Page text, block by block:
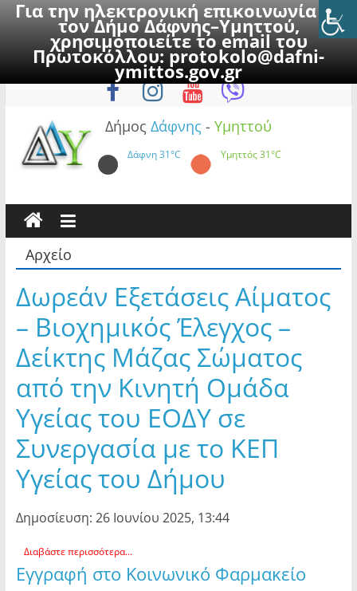
Για την ηλεκτρονική επικοινωνία με
τον Δήμο Δάφνης–Υμηττού,
χρησιμοποιείτε το email του
Πρωτοκόλλου:protokolo@dafni-
ymittos.gov.gr
to
Κυριακή, 9 Αυγούστου 2026
Δήμος Δάφνης - Υμηττού
Δάφνη31°C Υμηττός31°C
Αρχείο
Δωρεάν Εξετάσεις Αίματος
– Βιοχημικός Έλεγχος –
Δείκτης Μάζας Σώματος
από την Κινητή Ομάδα
Υγείας του ΕΟΔΥ σε
Συνεργασία με το ΚΕΠ
Υγείας του Δήμου
Δημοσίευση: 26 Ιουνίου 2025, 13:44
Διαβάστε περισσότερα...
Εγγραφή στο Κοινωνικό Φαρμακείο